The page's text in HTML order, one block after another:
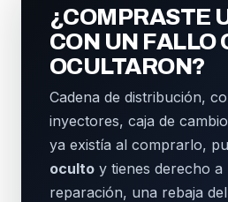
¿COMPRASTE
CON UN FALLO
OCULTARON?
Cadena de distribución,
inyectores, caja de
ya existía al comprarlo,
oculto y tienes derecho a
reparación, una rebaja